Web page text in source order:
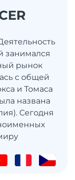
занимался
рынок
с общей
и Томаса
названа
Сегодня